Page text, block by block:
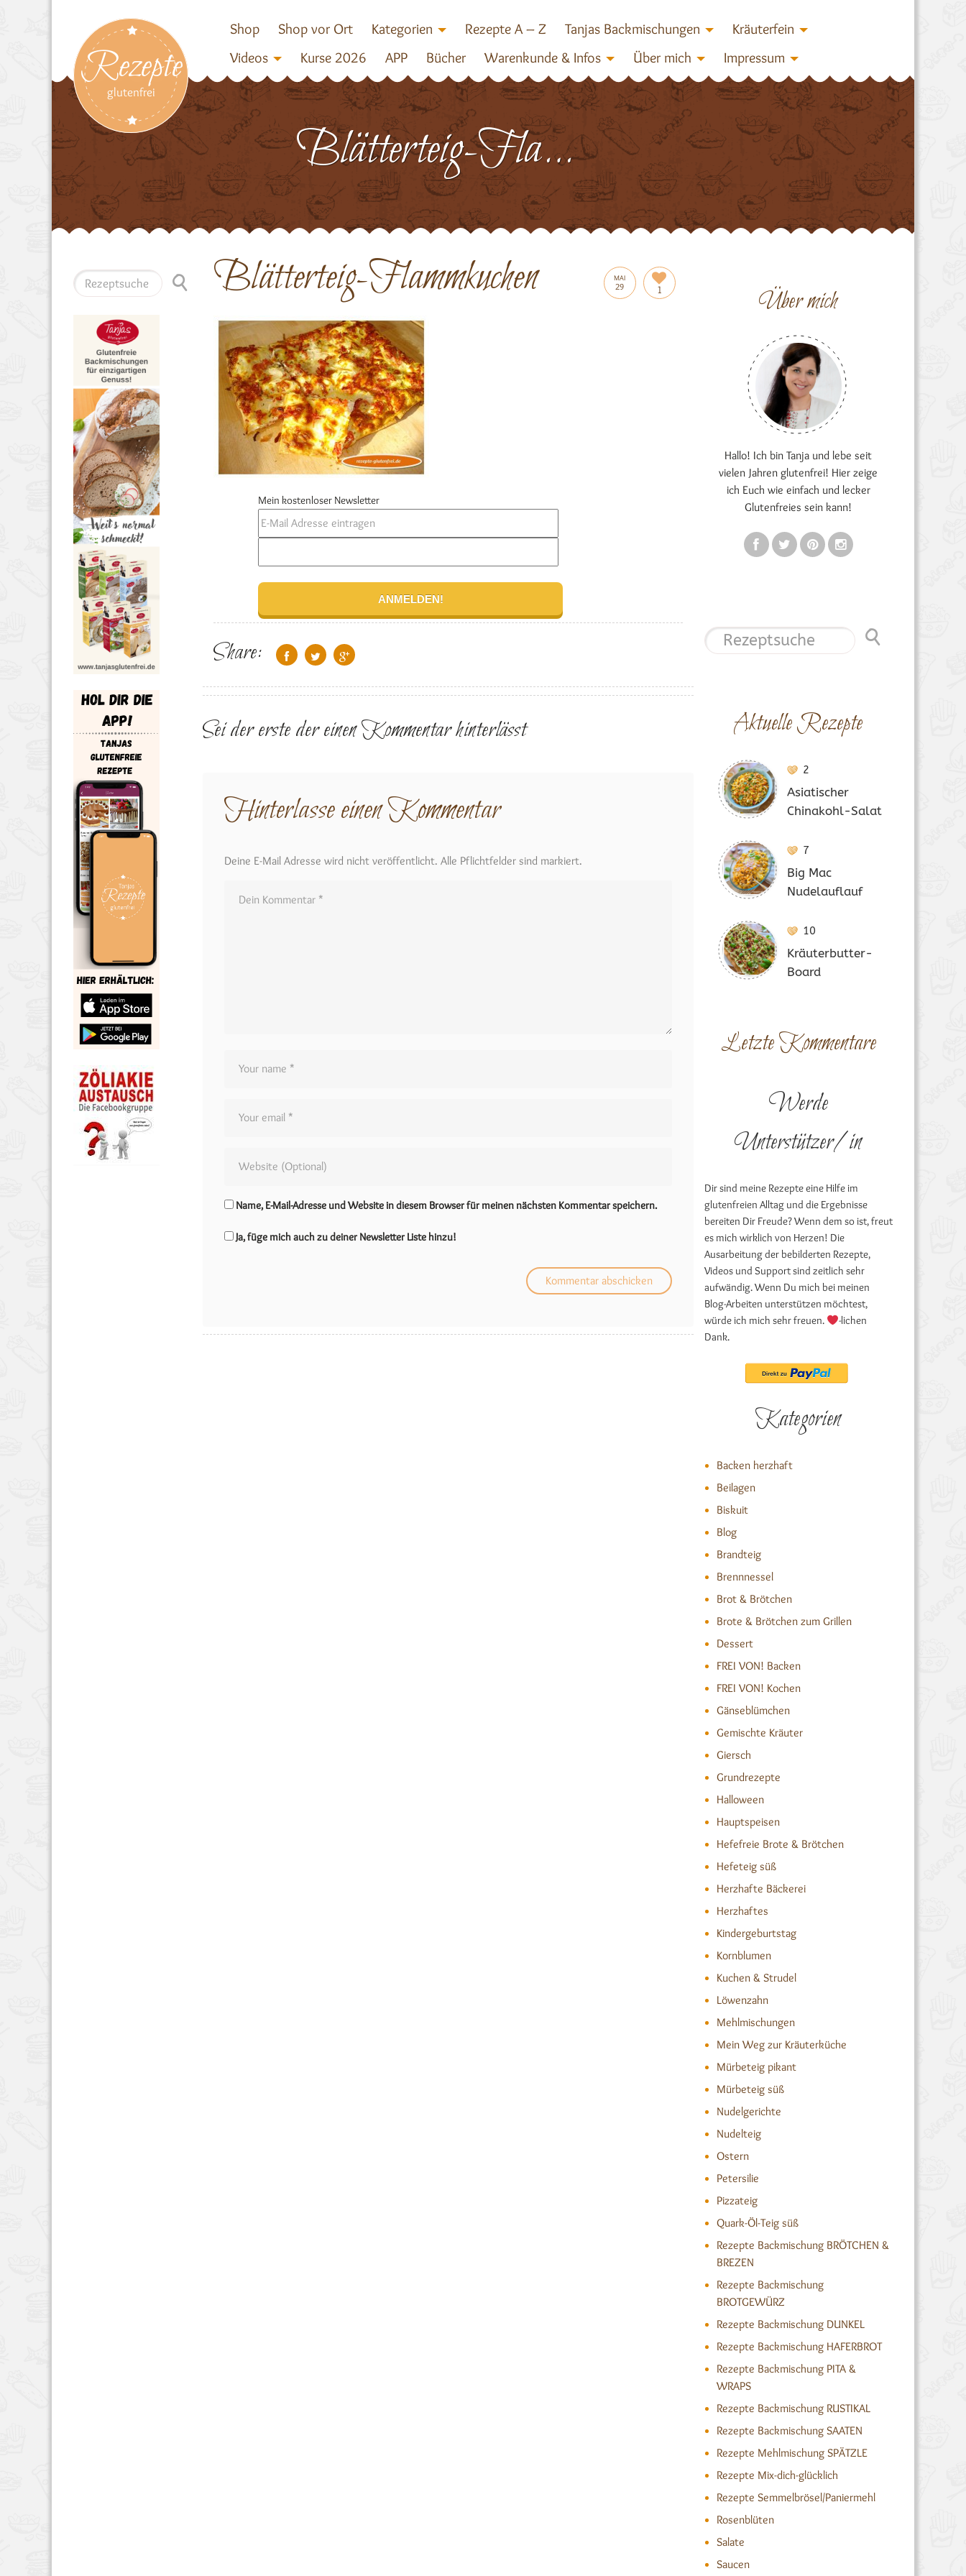
Rezepte
glutenfrei
Shop Shop vor Ort Kategorien Rezepte A – Z Tanjas Backmischungen
Kräuterfein
Videos
Kurse 2026 APP Bücher Warenkunde & Infos Über mich Impressum
Blätterteig-Flammkuchen
MAI
29 1
Blätterteig-Flammkuchen
Mein kostenloser Newsletter
Share:
Sei der erste der einen Kommentar hinterlässt
Hinterlasse einen Kommentar
Deine E-Mail Adresse wird nicht veröffentlicht. Alle Pflichtfelder sind markiert.
Name, E-Mail-Adresse und Website in diesem Browser für meinen nächsten Kommentar speichern.
Ja, füge mich auch zu deiner Newsletter Liste hinzu!
Über mich
Hallo! Ich bin Tanja und lebe seit
vielen Jahren glutenfrei! Hier zeige
ich Euch wie einfach und lecker
Glutenfreies sein kann!
Aktuelle Rezepte
2
Asiatischer
Chinakohl-Salat
7
Big Mac
Nudelauflauf
10
Kräuterbutter-
Board
Letzte Kommentare
Werde
Unterstützer/in
Dir sind meine Rezepte eine Hilfe im
glutenfreien Alltag und die Ergebnisse
bereiten Dir Freude? Wenn dem so ist, freut
es mich wirklich von Herzen! Die
Ausarbeitung der bebilderten Rezepte,
Videos und Support sind zeitlich sehr
aufwändig. Wenn Du mich bei meinen
Blog-Arbeiten unterstützen möchtest,
würde ich mich sehr freuen.
-lichen
Dank.
Kategorien
Backen herzhaft
Beilagen
Biskuit
Blog
Brandteig
Brennnessel
Brot & Brötchen
Brote & Brötchen zum Grillen
Dessert
FREI VON! Backen
FREI VON! Kochen
Gänseblümchen
Gemischte Kräuter
Giersch
Grundrezepte
Halloween
Hauptspeisen
Hefefreie Brote & Brötchen
Hefeteig süß
Herzhafte Bäckerei
Herzhaftes
Kindergeburtstag
Kornblumen
Kuchen & Strudel
Löwenzahn
Mehlmischungen
Mein Weg zur Kräuterküche
Mürbeteig pikant
Mürbeteig süß
Nudelgerichte
Nudelteig
Ostern
Petersilie
Pizzateig
Quark-Öl-Teig süß
Rezepte Backmischung BRÖTCHEN &
BREZEN
Rezepte Backmischung
BROTGEWÜRZ
Rezepte Backmischung DUNKEL
Rezepte Backmischung HAFERBROT
Rezepte Backmischung PITA &
WRAPS
Rezepte Backmischung RUSTIKAL
Rezepte Backmischung SAATEN
Rezepte Mehlmischung SPÄTZLE
Rezepte Mix-dich-glücklich
Rezepte Semmelbrösel/Paniermehl
Rosenblüten
Salate
Saucen